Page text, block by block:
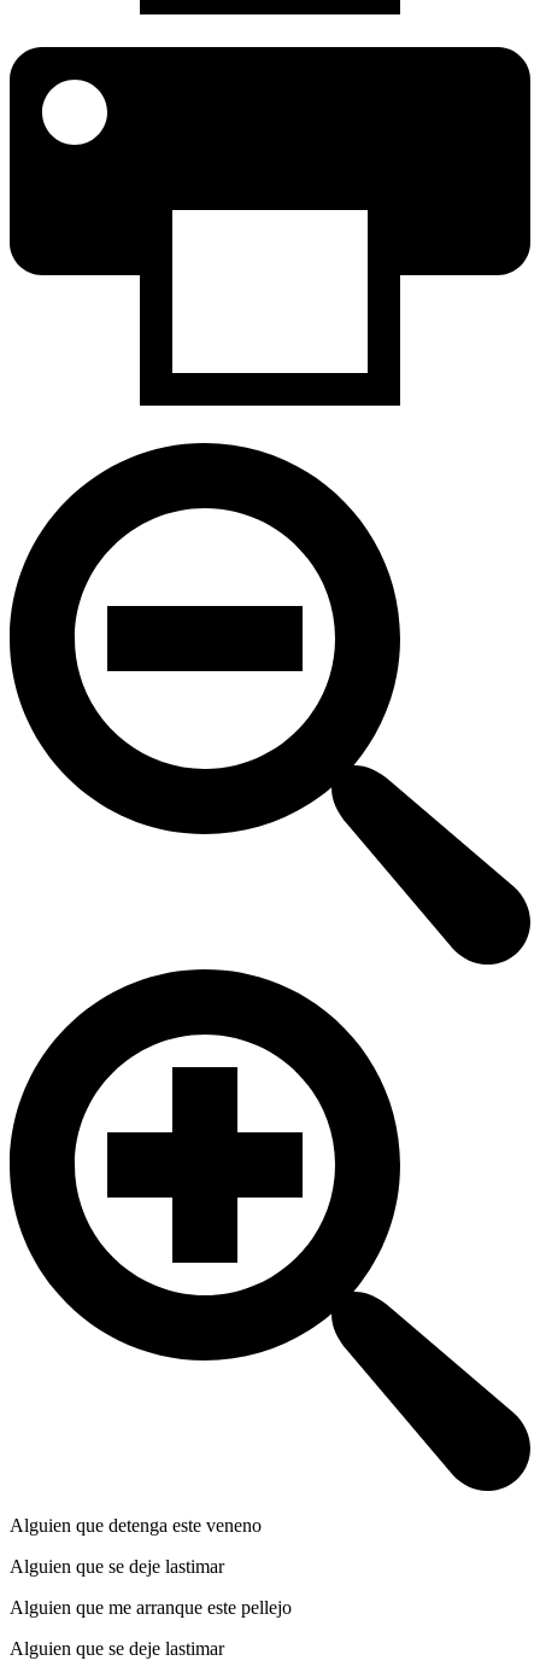
Alguien que detenga este veneno
Alguien que se deje lastimar
Alguien que me arranque este pellejo
Alguien que se deje lastimar